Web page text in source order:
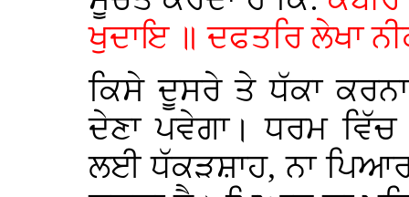
ਖੁਦਾਇ ॥ ਦਫਤਰਿ ਲੇਖਾ
ਕਿਸੇ ਦੂਸਰੇ ਤੇ ਧੱਕਾ
ਦੇਣਾ ਪਵੇਗਾ। ਧਰਮ
ਲਈ ਧੱਕੜਸ਼ਾਹ, ਨਾ